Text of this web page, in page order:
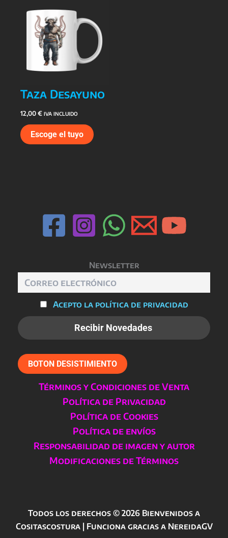
Taza Desayuno
12,00€ IVA INCLUIDO
Escoge el tuyo
Newsletter
Acepto la política de privacidad
BOTON DESISTIMIENTO
Términos y Condiciones de Venta
Política de Privacidad
Política de Cookies
Política de envíos
Responsabilidad de imagen y autor
Modificaciones de Términos
Todos los derechos © 2026 Bienvenidos a
Cositascostura | Funciona gracias a NereidaGV